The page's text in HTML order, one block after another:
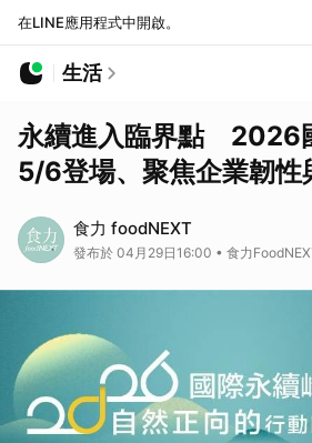
在LINE應用程式中開啟。
生活
永續進入臨界點 2026
5/6登場、聚焦企業韌性
食力 foodNEXT
發布於 04月29日16:00 • 食力